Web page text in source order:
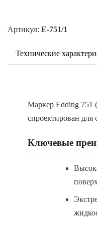
Артикул: E-751/1
Технические
Маркер Edding 751
спроектирован для
Ключевые